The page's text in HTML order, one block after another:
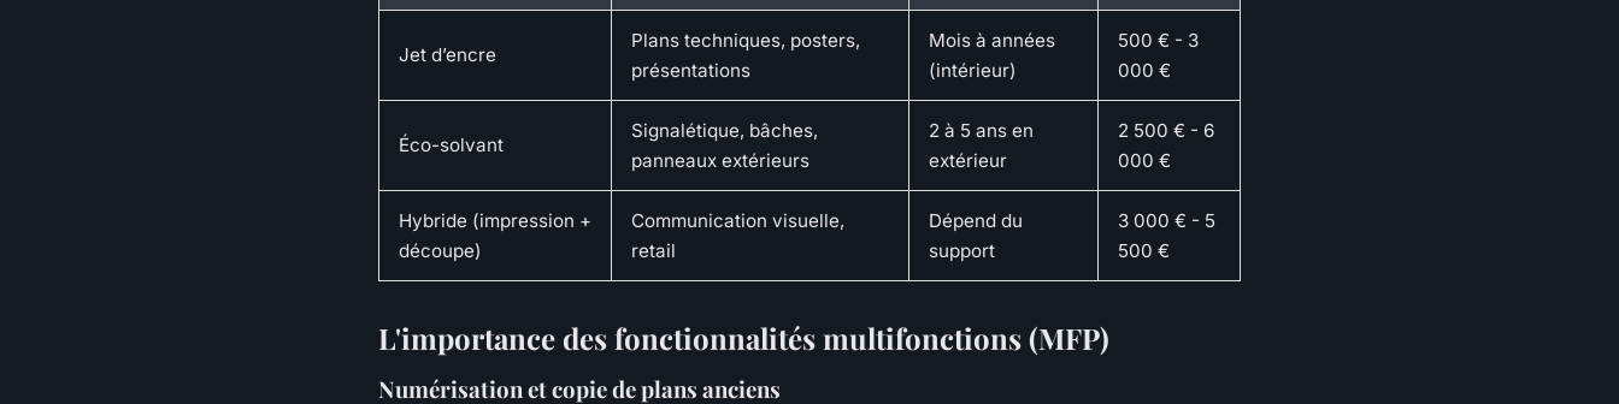
Jet d’encre
Plans techniques, posters,
présentations
Mois à années
(intérieur)
500 € - 3
000 €
Éco-solvant
Signalétique, bâches,
panneaux extérieurs
2 à 5 ans en
extérieur
2 500 € - 6
000 €
Hybride (impression +
découpe)
Communication visuelle,
retail
Dépend du
support
3 000 € - 5
500 €
L'importance des fonctionnalités multifonctions (MFP)
Numérisation et copie de plans anciens